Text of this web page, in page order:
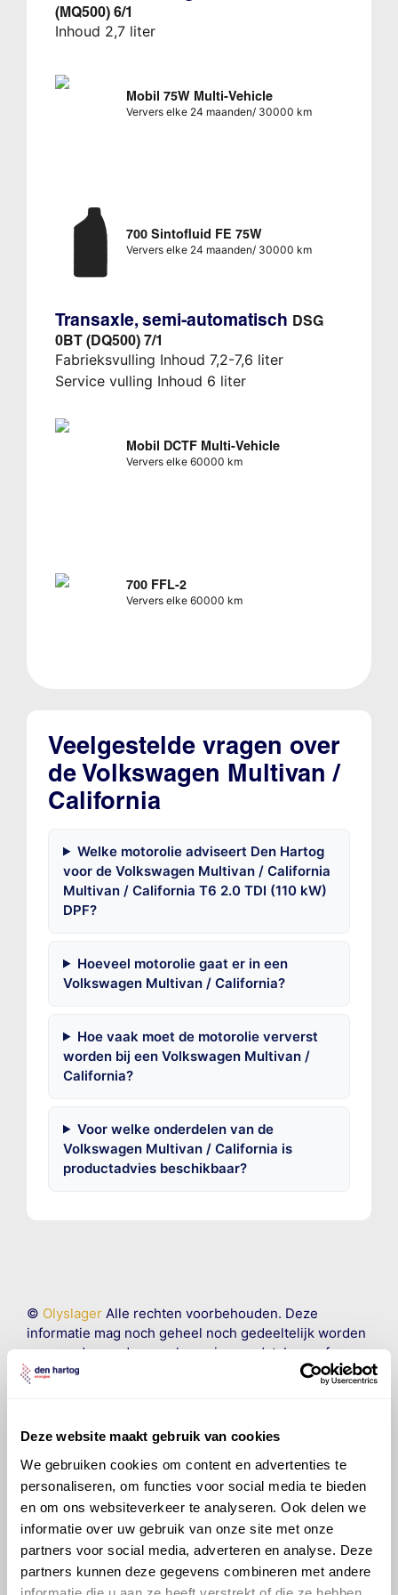
Deze website maakt gebruik van cookies
We gebruiken cookies om content en advertenties te
personaliseren, om functies voor social media te bieden
en om ons websiteverkeer te analyseren. Ook delen we
informatie over uw gebruik van onze site met onze
partners voor social media, adverteren en analyse. Deze
partners kunnen deze gegevens combineren met andere
(MQ500) 6/1
Inhoud 2,7 liter
Mobil 75W Multi-Vehicle
Ververs elke 24 maanden/ 30000 km
700 Sintofluid FE 75W
Ververs elke 24 maanden/ 30000 km
Transaxle, semi-automatisch DSG
0BT (DQ500) 7/1
Fabrieksvulling Inhoud 7,2-7,6 liter
Service vulling Inhoud 6 liter
Mobil DCTF Multi-Vehicle
Ververs elke 60000 km
700 FFL-2
Ververs elke 60000 km
Veelgestelde vragen over
de Volkswagen Multivan /
California
Welke motorolie adviseert Den Hartog
voor de Volkswagen Multivan / California
Multivan / California T6 2.0 TDI (110 kW)
DPF?
Hoeveel motorolie gaat er in een
Volkswagen Multivan / California?
Hoe vaak moet de motorolie ververst
worden bij een Volkswagen Multivan /
California?
Voor welke onderdelen van de
Volkswagen Multivan / California is
productadvies beschikbaar?
© OlyslagerAlle rechten voorbehouden. Deze
informatie mag noch geheel noch gedeeltelijk worden
gereproduceerd, opgeslagen in een database of op
andere manieren worden overgedragen zonder
om ervoor te zorgen dat deze gegevens zo accuraat
aansprakelijkheid aanvaard, anders dan waartoe een
wettelijke verplichting bestaat, voor schade of verlies
veroorzaakt door fouten of omissies in de verstrekte
informatie. Door deze olieaanbevelingsinformatie te
raadplegen en te gebruiken erkent de gebruiker dat
hij/zij de ervaring, de kennis en het vermogen heeft
om de vereiste onderhoudswerkzaamheden op een